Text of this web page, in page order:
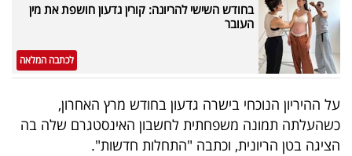
עקבו
אחרינו:
בחודש השישי להריונה: קורין גדעון חושפת את מין
העובר
לכתבה המלאה
על ההיריון הנוכחי בישרה גדעון בחודש מרץ האחרון,
כשהעלתה תמונה משפחתית לחשבון האינסטגרם שלה בה
הציגה בטן הריונית, וכתבה "התחלות חדשות".